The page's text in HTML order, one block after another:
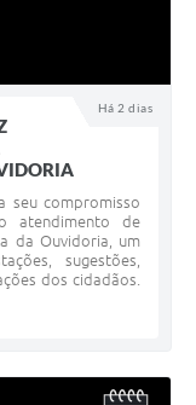
Há 2 dias
seu compromisso
atendimento de
da Ouvidoria, um
sugestões,
dos cidadãos.